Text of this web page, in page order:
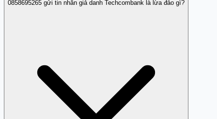
0858695265 gửi tin nhắn giả danh Techcombank là lừa đảo gì?